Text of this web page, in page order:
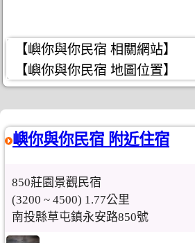
【嶼你與你民宿 相關網站】
【嶼你與你民宿 地圖位置】
嶼你與你民宿 附近住宿
850莊園景觀民宿
(3200 ~ 4500) 1.77公里
南投縣草屯鎮永安路850號